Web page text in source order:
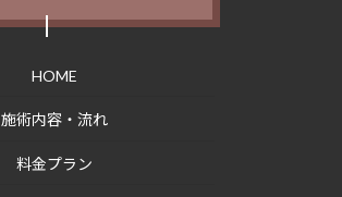
HOME
施術内容・流れ
料金プラン